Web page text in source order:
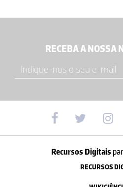
RECEBA A NOSSA
Recursos Digitais
RECURSOS